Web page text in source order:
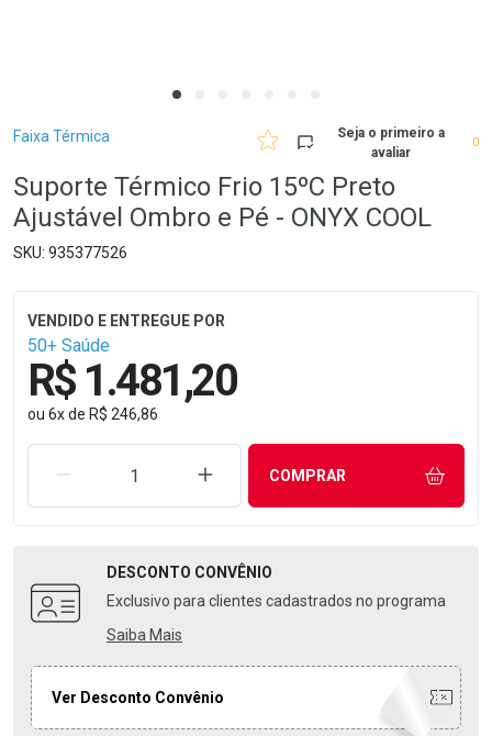
Breadcrumb
Faixa Térmica
Seja o primeiro a
avaliar
0
Suporte Térmico Frio 15ºC Preto
Ajustável Ombro e Pé - ONYX COOL
935377526
50+ Saúde
R$ 1.481,20
ou 6xde R$ 246,86
REMOVER UMA UNIDADEAUMENTAR UMA UNIDADE
COMPRAR
DESCONTO CONVÊNIO
Exclusivo para clientes cadastrados no programa
Saiba Mais
Ver Desconto Convênio